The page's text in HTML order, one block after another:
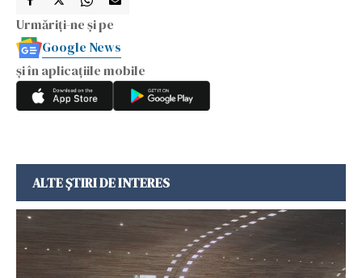
Urmăriți-ne și pe
Google News
și în aplicațiile mobile
ALTE ȘTIRI DE INTERES